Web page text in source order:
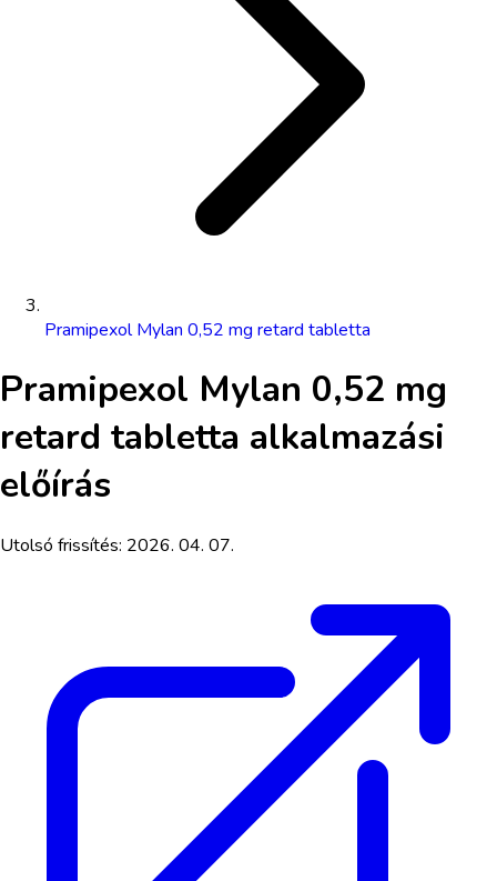
Pramipexol Mylan 0,52 mg retard tabletta
Pramipexol Mylan 0,52 mg
retard tabletta alkalmazási
előírás
Utolsó frissítés: 2026. 04. 07.